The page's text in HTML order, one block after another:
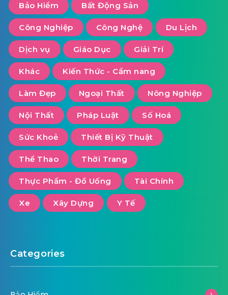
Bảo Hiểm Bất Động Sản
Công Nghiệp Công Nghệ Du Lịch
Dịch vụ Giáo Dục Giải Trí
Khác Kiến Thức - Cẩm nang
Làm Đẹp Ngoại Thất Nông Nghiệp
Nội Thất Pháp Luật Số Hoá
Sức Khoẻ Thiết Bị Kỹ Thuật
Thể Thao Thời Trang
Thực Phẩm - Đồ Uống Tài Chính
Xe Xây Dựng Y Tế
Categories